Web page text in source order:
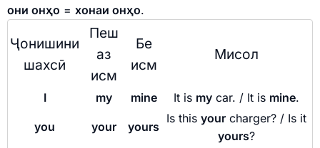
они онҳо = хонаи онҳо.
Ҷонишини
шахсӣ
Пеш
аз
исм
Бе
исм
Мисол
I my mine It is mycar. / It is mine.
you your yours
Is this yourcharger? / Is it
yours?